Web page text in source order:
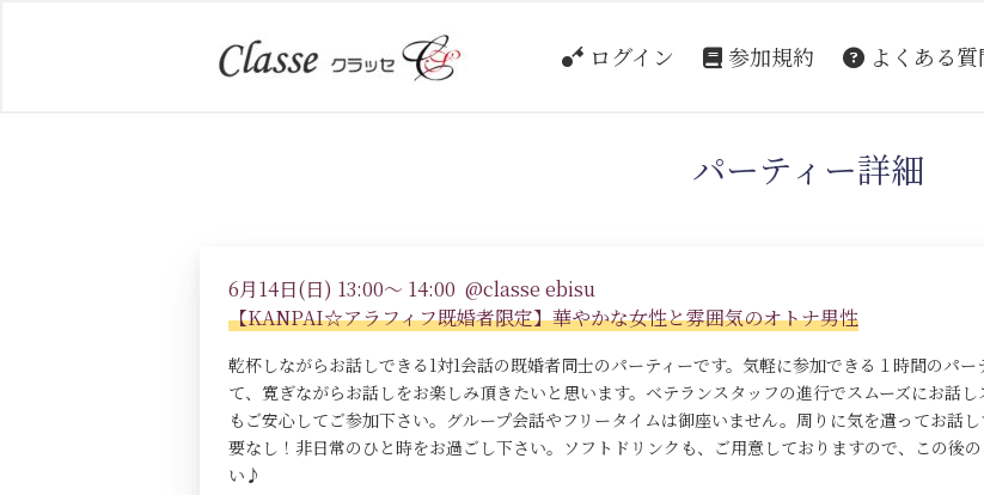
ログイン 参加規約 よくある質
パーティー詳細
6月14日(日) 13:00～ 14:00 @classe ebisu
【KANPAI☆アラフィフ既婚者限定】華やかな女性と雰囲気のオトナ男性
乾杯しながらお話しできる1対1会話の既婚者同士のパーティーです。気軽に参加できる１時間のパ
て、寛ぎながらお話しをお楽しみ頂きたいと思います。ベテランスタッフの進行でスムーズにお話
もご安心してご参加下さい。グループ会話やフリータイムは御座いません。周りに気を遣ってお話
要なし！非日常のひと時をお過ごし下さい。ソフトドリンクも、ご用意しておりますので、この後
い♪